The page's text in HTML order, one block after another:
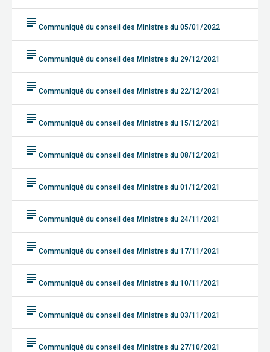
subject Communiqué du conseil des Ministres du 05/01/2022
subject Communiqué du conseil des Ministres du 29/12/2021
subject Communiqué du conseil des Ministres du 22/12/2021
subject Communiqué du conseil des Ministres du 15/12/2021
subject Communiqué du conseil des Ministres du 08/12/2021
subject Communiqué du conseil des Ministres du 01/12/2021
subject Communiqué du conseil des Ministres du 24/11/2021
subject Communiqué du conseil des Ministres du 17/11/2021
subject Communiqué du conseil des Ministres du 10/11/2021
subject Communiqué du conseil des Ministres du 03/11/2021
subject Communiqué du conseil des Ministres du 27/10/2021